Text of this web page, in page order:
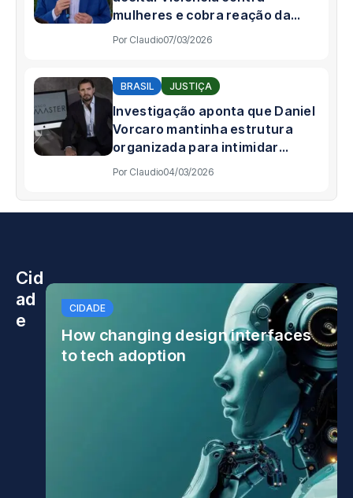
mulheres e cobra reação da
sociedade
Por Claudio07/03/2026
BRASIL JUSTIÇA
Investigação aponta que Daniel
Vorcaro mantinha estrutura
organizada para intimidar
pessoas
Por Claudio04/03/2026
Cid
ad
e
CIDADE
How changing design interfaces
to tech adoption